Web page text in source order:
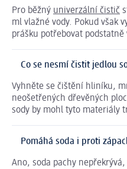
Pro běžný univerzální čistič
ml vlažné vody. Pokud však
prášku potřebovat podstatně
Co se nesmí čistit jedlou
Vyhněte se čištění hliníku,
neošetřených dřevěných
sody by mohl tyto materiály
Pomáhá soda i proti
Ano, soda pachy